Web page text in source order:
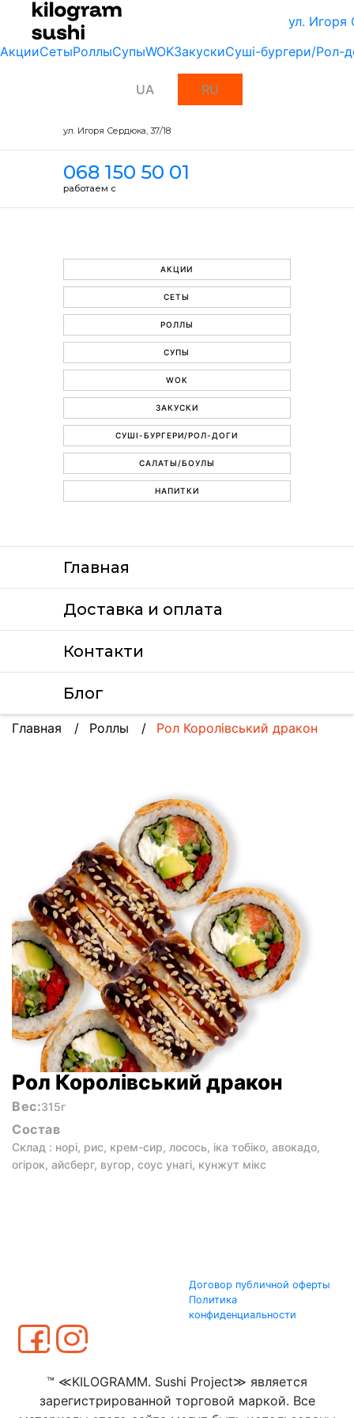
ул. Игоря
АкцииСетыРоллыСупыWOKЗакускиСуші-бургери/Рол-
UA RU
ул. Игоря Сердюка, 37/18
068 150 50 01
работаем с
АКЦИИ
СЕТЫ
РОЛЛЫ
СУПЫ
WOK
ЗАКУСКИ
СУШІ-БУРГЕРИ/РОЛ-ДОГИ
САЛАТЫ/БОУЛЫ
НАПИТКИ
Главная
Доставка и оплата
Контакти
Блог
Главная Роллы Рол Королівський дракон
Рол Королівський дракон
Вес:315г
Состав
Склад : норі, рис, крем-сир, лосось, іка тобіко, авокадо,
огірок, айсберг, вугор, соус унагі, кунжут мікс
Договор публичной оферты
Политика
конфиденциальности
™ ≪KILOGRAMM. Sushi Project≫ является
зарегистрированной торговой маркой. Все